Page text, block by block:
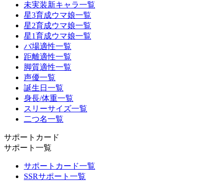
未実装新キャラ一覧
星3育成ウマ娘一覧
星2育成ウマ娘一覧
星1育成ウマ娘一覧
バ場適性一覧
距離適性一覧
脚質適性一覧
声優一覧
誕生日一覧
身長/体重一覧
スリーサイズ一覧
二つ名一覧
サポートカード
サポート一覧
サポートカード一覧
SSRサポート一覧